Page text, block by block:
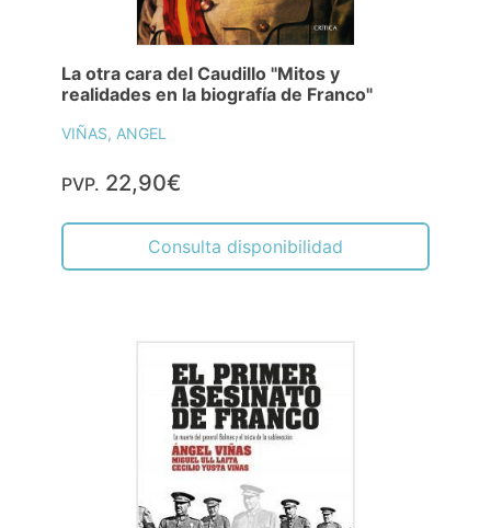
La otra cara del Caudillo "Mitos y
realidades en la biografía de Franco"
VIÑAS, ANGEL
PVP. 22,90€
Consulta disponibilidad